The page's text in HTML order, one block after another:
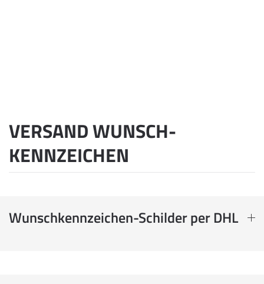
VERSAND WUNSCH­
KENNZEICHEN
Wunschkennzeichen-Schilder per DHL